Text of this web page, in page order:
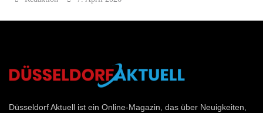
Düsseldorf Aktuell
Düsseldorf Aktuell ist ein Online-Magazin, das über Neuigkeiten,